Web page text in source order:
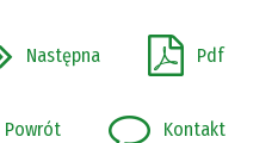
Następna Pdf
Powrót Kontakt